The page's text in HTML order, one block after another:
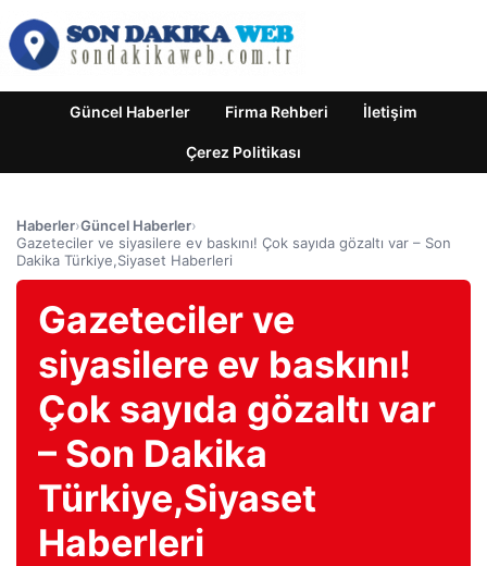
Güncel Haberler Firma Rehberi İletişim
Çerez Politikası
Haberler›Güncel Haberler›
Gazeteciler ve siyasilere ev baskını! Çok sayıda gözaltı var – Son
Dakika Türkiye,Siyaset Haberleri
Gazeteciler ve
siyasilere ev baskını!
Çok sayıda gözaltı var
– Son Dakika
Türkiye,Siyaset
Haberleri